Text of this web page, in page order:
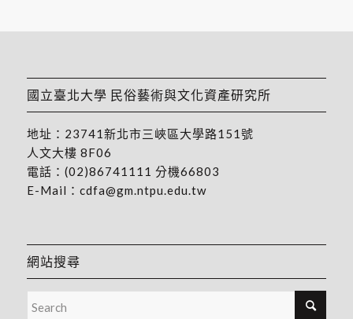
國立臺北大學 民俗藝術與文化資產研究所
地址： 23741新北市三峽區大學路151號
人文大樓 8F06
電話： (02)86741111 分機66803
E-Mail： cdfa@gm.ntpu.edu.tw
網站搜尋